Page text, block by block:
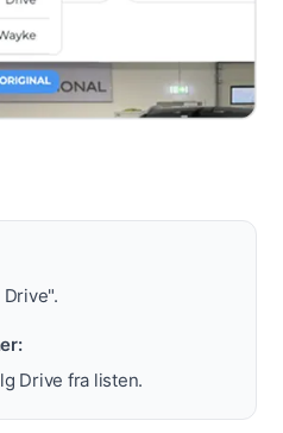
Drive fra listen.